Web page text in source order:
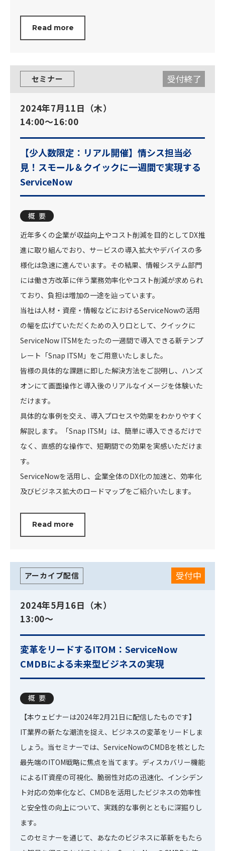
Read more
セミナー 受付終了
2024年7月11日（木）
14:00～16:00
【少人数限定：リアル開催】情シス担当必
見！スモール＆クイックに一週間で実現する
ServiceNow
概要
近年多くの企業が収益向上やコスト削減を目的としてDX推
進に取り組んでおり、サービスの導入拡大やデバイスの多
様化は急速に進んでいます。その結果、情報システム部門
には働き方改革に伴う業務効率化やコスト削減が求められ
ており、負担は増加の一途を辿っています。
当社は人材・資産・情報などにおけるServiceNowの活用
の幅を広げていただくための入り口として、クイックに
ServiceNow ITSMをたったの一週間で導入できる新テンプ
レート「Snap ITSM」をご用意いたしました。
皆様の具体的な課題に即した解決方法をご説明し、ハンズ
オンにて画面操作と導入後のリアルなイメージを体験いた
だけます。
具体的な事例を交え、導入プロセスや効果をわかりやすく
解説します。「Snap ITSM」は、簡単に導入できるだけで
なく、直感的な操作で、短期間での効果を実感いただけま
す。
ServiceNowを活用し、企業全体のDX化の加速と、効率化
及びビジネス拡大のロードマップをご紹介いたします。
Read more
アーカイブ配信 受付中
2024年5月16日（木）
13:00～
変革をリードするITOM：ServiceNow
CMDBによる未来型ビジネスの実現
概要
【本ウェビナーは2024年2月21日に配信したものです】
IT業界の新たな潮流を捉え、ビジネスの変革をリードしま
しょう。当セミナーでは、ServiceNowのCMDBを核とした
最先端のITOM戦略に焦点を当てます。ディスカバリー機能
によるIT資産の可視化、脆弱性対応の迅速化、インシデン
ト対応の効率化など、CMDBを活用したビジネスの効率性
と安全性の向上について、実践的な事例とともに深掘りし
ます。
このセミナーを通じて、あなたのビジネスに革新をもたら